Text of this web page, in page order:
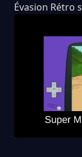
Évasion Rétro